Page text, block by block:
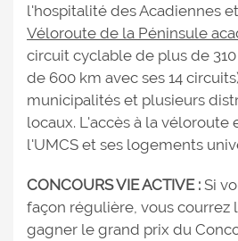
l'hospitalité des Acadiennes
Véloroute de la Péninsule
circuit cyclable de plus de
de 600 km avec ses 14
municipalités et plusieurs
locaux. L'accès à la véloroute
l'UMCS et ses logements
CONCOURS VIE ACTIVE : Si
façon régulière, vous courrez
gagner le grand prix du